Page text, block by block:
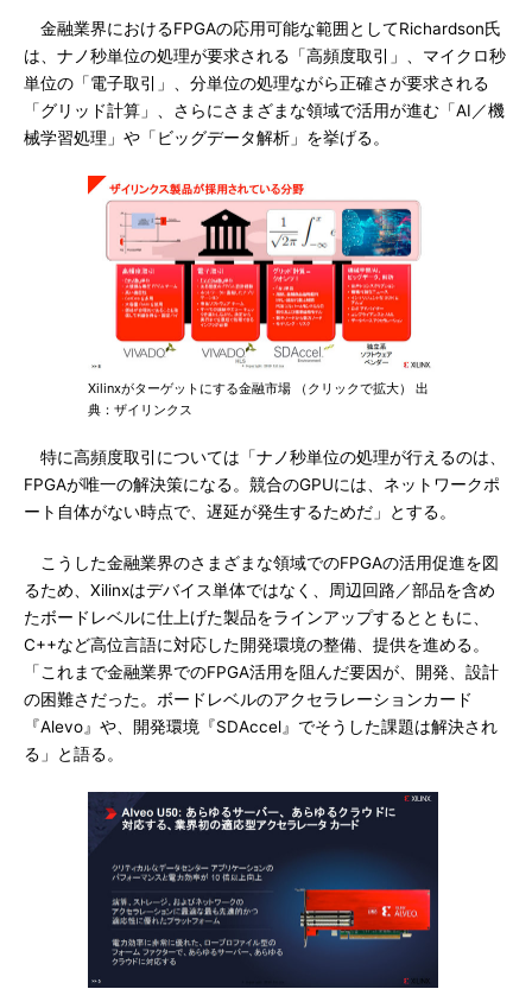
金融業界におけるFPGAの応用可能な範囲としてRichardson氏
は、ナノ秒単位の処理が要求される「高頻度取引」、マイクロ秒
単位の「電子取引」、分単位の処理ながら正確さが要求される
「グリッド計算」、さらにさまざまな領域で活用が進む「AI／機
械学習処理」や「ビッグデータ解析」を挙げる。
Xilinxがターゲットにする金融市場 （クリックで拡大） 出
典：ザイリンクス
特に高頻度取引については「ナノ秒単位の処理が行えるのは、
FPGAが唯一の解決策になる。競合のGPUには、ネットワークポ
ート自体がない時点で、遅延が発生するためだ」とする。
こうした金融業界のさまざまな領域でのFPGAの活用促進を図
るため、Xilinxはデバイス単体ではなく、周辺回路／部品を含め
たボードレベルに仕上げた製品をラインアップするとともに、
C++など高位言語に対応した開発環境の整備、提供を進める。
「これまで金融業界でのFPGA活用を阻んだ要因が、開発、設計
の困難さだった。ボードレベルのアクセラレーションカード
『Alevo』や、開発環境『SDAccel』でそうした課題は解決され
る」と語る。